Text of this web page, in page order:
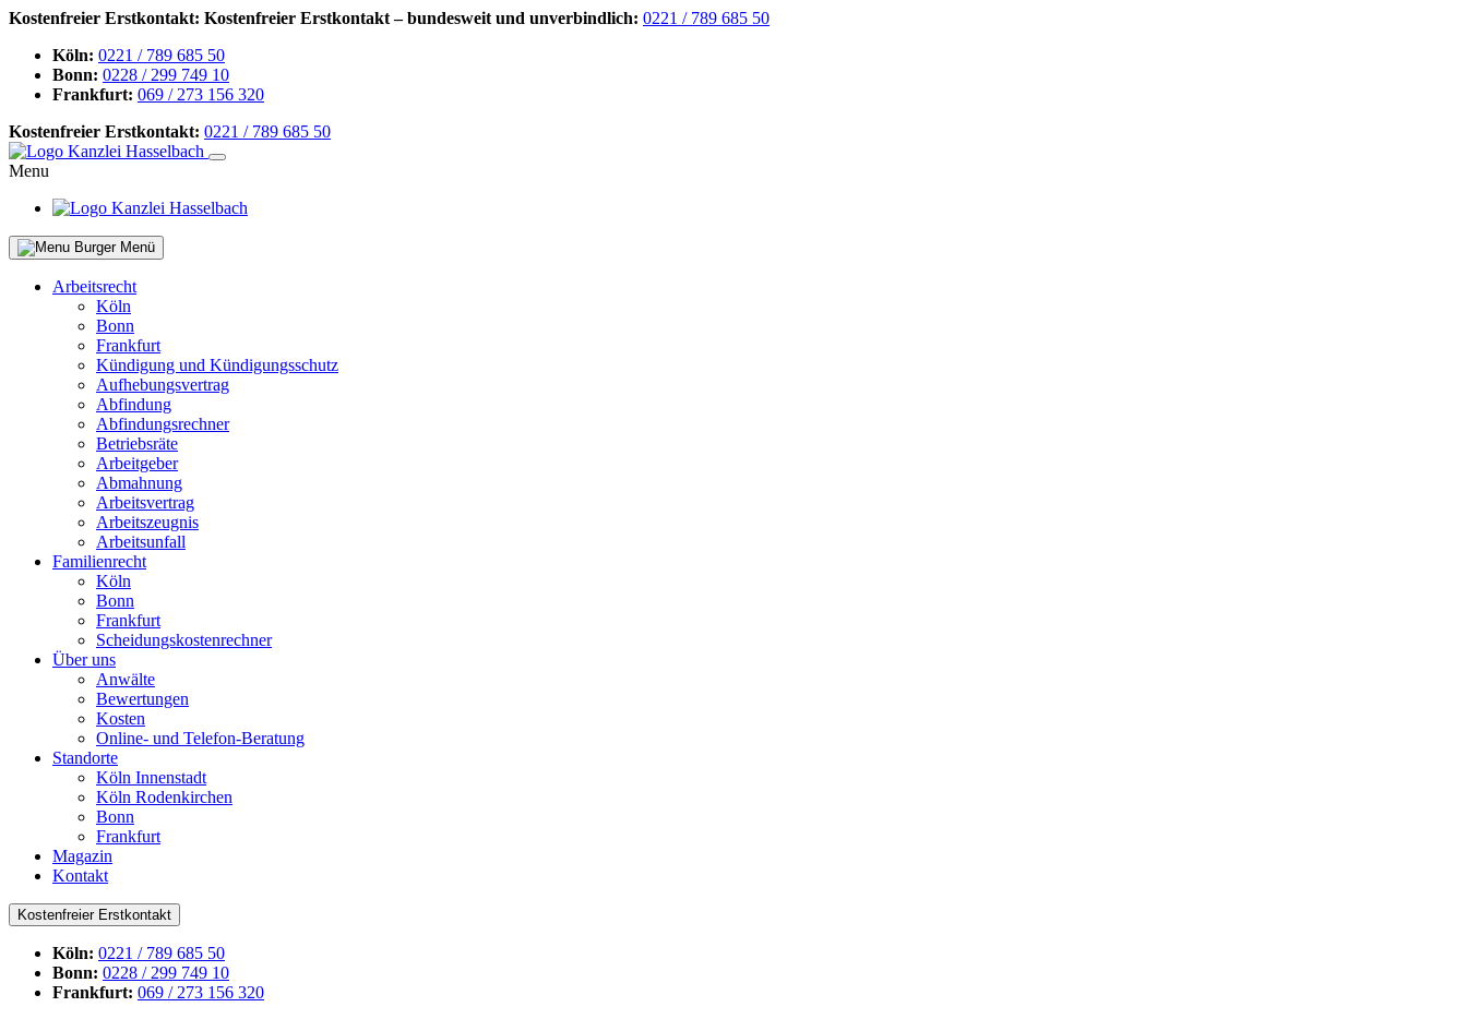
Kostenfreier Erstkontakt: Kostenfreier Erstkontakt – bundesweit und unverbindlich: 0221 / 789 685 50
Köln: 0221 / 789 685 50
Bonn: 0228 / 299 749 10
Frankfurt: 069 / 273 156 320
Kostenfreier Erstkontakt: 0221 / 789 685 50
Menu
Menü
Arbeitsrecht
Köln
Bonn
Frankfurt
Kündigung und Kündigungsschutz
Aufhebungsvertrag
Abfindung
Abfindungsrechner
Betriebsräte
Arbeitgeber
Abmahnung
Arbeitsvertrag
Arbeitszeugnis
Arbeitsunfall
Familienrecht
Köln
Bonn
Frankfurt
Scheidungskostenrechner
Über uns
Anwälte
Bewertungen
Kosten
Online- und Telefon-Beratung
Standorte
Köln Innenstadt
Köln Rodenkirchen
Bonn
Frankfurt
Magazin
Kontakt
Kostenfreier Erstkontakt
Köln: 0221 / 789 685 50
Bonn: 0228 / 299 749 10
Frankfurt: 069 / 273 156 320